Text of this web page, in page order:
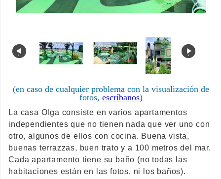
. .
(en caso de cualquier problema con la visualización de
fotos, escríbanos)
La casa Olga consiste en varios apartamentos
independientes que no tienen nada que ver uno con
otro, algunos de ellos con cocina. Buena vista,
buenas terrazzas, buen trato y a 100 metros del mar.
Cada apartamento tiene su baño (no todas las
habitaciones están en las fotos, ni los baños).